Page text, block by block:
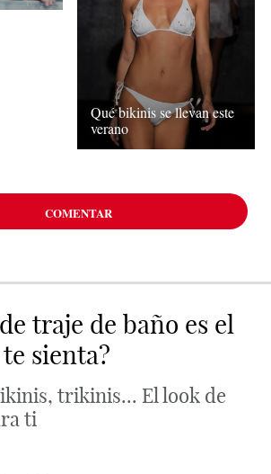
Qué bikinis se llevan este
verano
COMENTAR
traje de baño es el
sienta?
trikinis... El look de
ti